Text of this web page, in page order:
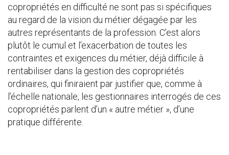
copropriétés en difficulté ne sont pas si spécifiques
au regard de la vision du métier dégagée par les
autres représentants de la profession. C’est alors
plutôt le cumul et l’exacerbation de toutes les
contraintes et exigences du métier, déjà difficile à
rentabiliser dans la gestion des copropriétés
ordinaires, qui finiraient par justifier que, comme à
l’échelle nationale, les gestionnaires interrogés de ces
copropriétés parlent d’un « autre métier », d’une
pratique différente.